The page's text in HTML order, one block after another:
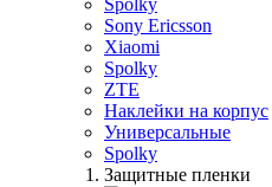
Spolky
Sony Ericsson
Xiaomi
Spolky
ZTE
Наклейки на корпус
Универсальные
Spolky
Защитные пленки